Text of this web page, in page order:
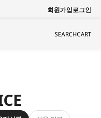
회원가입로그인
SEARCHCART